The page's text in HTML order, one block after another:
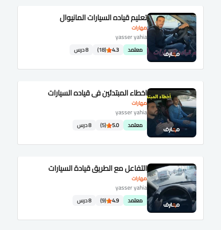
مهارات
تعليم قياده السيارات المانيوال
yasser yahia
معتمد 4.3
(18) 8 درس
مهارات
اخطاء المبتدئين في قياده السيارات
yasser yahia
معتمد 5.0
(5) 8 درس
مهارات
التفاعل مع الطريق قيادة السيارات
yasser yahia
معتمد 4.9
(9) 8 درس